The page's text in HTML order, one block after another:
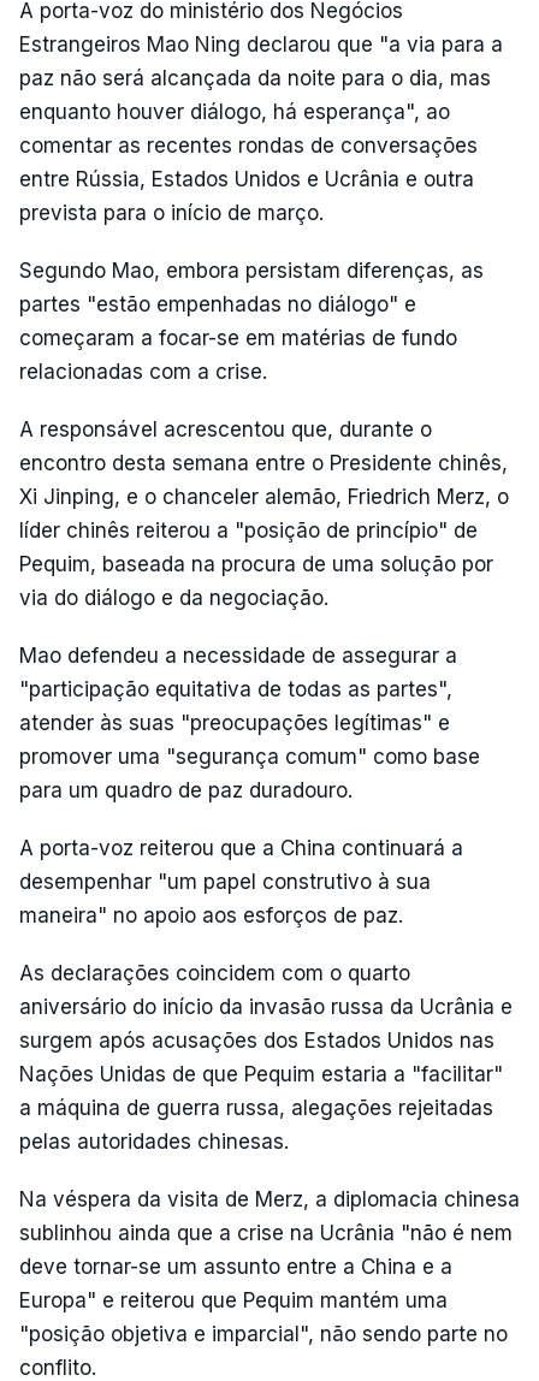
A porta-voz do ministério dos Negócios
Estrangeiros Mao Ning declarou que "a via para a
paz não será alcançada da noite para o dia, mas
enquanto houver diálogo, há esperança", ao
comentar as recentes rondas de conversações
entre Rússia, Estados Unidos e Ucrânia e outra
prevista para o início de março.
Segundo Mao, embora persistam diferenças, as
partes "estão empenhadas no diálogo" e
começaram a focar-se em matérias de fundo
relacionadas com a crise.
A responsável acrescentou que, durante o
encontro desta semana entre o Presidente chinês,
Xi Jinping, e o chanceler alemão, Friedrich Merz, o
líder chinês reiterou a "posição de princípio" de
Pequim, baseada na procura de uma solução por
via do diálogo e da negociação.
Mao defendeu a necessidade de assegurar a
"participação equitativa de todas as partes",
atender às suas "preocupações legítimas" e
promover uma "segurança comum" como base
para um quadro de paz duradouro.
A porta-voz reiterou que a China continuará a
desempenhar "um papel construtivo à sua
maneira" no apoio aos esforços de paz.
As declarações coincidem com o quarto
aniversário do início da invasão russa da Ucrânia e
surgem após acusações dos Estados Unidos nas
Nações Unidas de que Pequim estaria a "facilitar"
a máquina de guerra russa, alegações rejeitadas
pelas autoridades chinesas.
Na véspera da visita de Merz, a diplomacia chinesa
sublinhou ainda que a crise na Ucrânia "não é nem
deve tornar-se um assunto entre a China e a
Europa" e reiterou que Pequim mantém uma
"posição objetiva e imparcial", não sendo parte no
conflito.